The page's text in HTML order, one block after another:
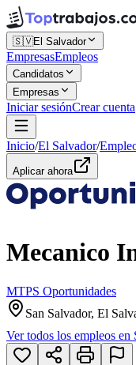
🇸🇻El Salvador
EmpresasEmpleos
Candidatos
Empresas
Iniciar sesiónCrear cuenta
Inicio/El Salvador/
Aplicar ahora
Mecanico
MTPS Oportunidades
San Salvador, El
Ver todos los empleos en